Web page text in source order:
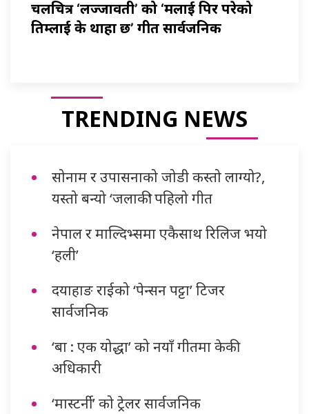
चलचित्र ‘लज्जावती’ को ‘मलाई पिर परेको
तिम्लाई के थाहा छ’ गीत सार्वजनिक
TRENDING NEWS
सोनाम र उपासनाको जोडी कस्तो लाग्यो?,
यस्तो बन्यो ‘जलाकी’ पहिलो गीत
नेपाल र माल्दिभ्समा एकैसाथ रिलिज भयो
‘हली’
दयाहाङ राईको ‘पेन्सन पट्टा’ टिजर
सार्वजनिक
‘बा : एक योद्धा’ को नयाँ गीतमा केकी
अधिकारी
‘मास्टर्नी’ को ट्रेलर सार्वजनिक